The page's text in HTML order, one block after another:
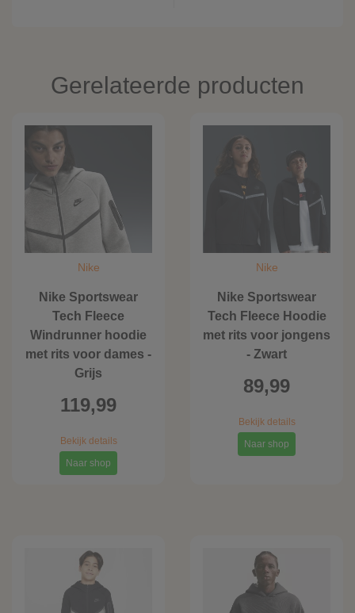
Gerelateerde producten
Nike
Nike Sportswear
Tech Fleece
Windrunner hoodie
met rits voor dames -
Grijs
119,99
Bekijk details
Naar shop
Nike
Nike Sportswear
Tech Fleece Hoodie
met rits voor jongens
- Zwart
89,99
Bekijk details
Naar shop